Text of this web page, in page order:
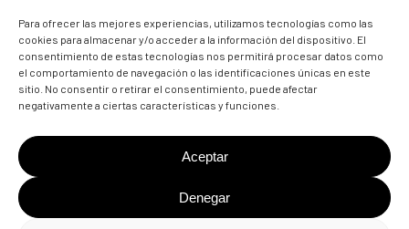
Para ofrecer las mejores experiencias, utilizamos tecnologías como las
cookies para almacenar y/o acceder a la información del dispositivo. El
consentimiento de estas tecnologías nos permitirá procesar datos como
el comportamiento de navegación o las identificaciones únicas en este
sitio. No consentir o retirar el consentimiento, puede afectar
negativamente a ciertas características y funciones.
Aceptar
Denegar
Aviso legal
Política de privacidad
Condiciones de uso
Política de cookies
Política de devolución